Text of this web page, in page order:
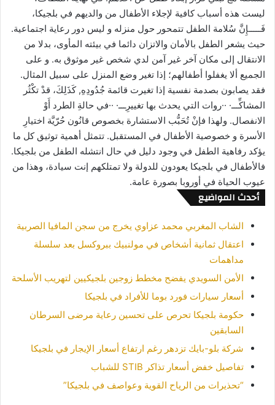
ليست هذه أسباب كافية لإجلاء الأطفال من والديهم في بلجيكا،
فَـــــإِنَّ سُلامة الطفل تتمحور حول منزله و ليس دور رعاية اجتماعية.
حيث يشعر الطفل بالأمان والاتزان دائما في بيئته المأوى، بدلا من
الانتقال إلى مكان آخر غير آمن لدي شخص غير موثوق به. و على
الجميع ألا يغفلوا أطفالهم؛ إذا تغير وضع المنزل على سبيل المثال.
فقد يصابون بصدمة نفسية إذا تغيرت قائمة جُدُودِهِ, كَذَلِكَ، قدْ تكْثُر
المشاكِّـــ· ··روات التي يحدث بها تغييرِـــ· ··في حالةِ الطرد أَوْ
الانفصال. ولهذا فإنْ تُحَبُّب الاستشارة بخصوص قانُون حُرّيَّة اختيارِ
الأسرة و خصوصية الأطفال في المستقبل. تتمثل أهمية توثيق كل ما
يؤكد رفاهية الطفل في وجود دليل في حال انتشله الطفل من بلجيكا.
فالأطفال في بلجيكا يعودون للدولة ولا تمتلكهم إنت سيادة، وهذا من
عيوب الحياة في أوروبا بصورة عامة.
أحدث المواضيع
الشاب المغربي محمد عزاوي يخرج من سجن المافيا الصربية
اعتقال ثمانية أشخاص في مولنبيك ببروكسل بعد سلسلة
مداهمات
الأمن السويدي يفضح مخطط زوجين بلجيكيين لتهريب الأسلحة
أسعار سيارات فورد بوما للأفراد في بلجيكا
حكومة بلجيكا تحرص على تحسين رعاية مرضى السرطان
السابقين
شركة بلو-بايك تزدهر رغم ارتفاع أسعار الإيجار في بلجيكا
تفاصيل خفض أسعار تذاكر STIB للشباب
“تحذيرات من الرياح القوية وعواصف في بلجيكا”